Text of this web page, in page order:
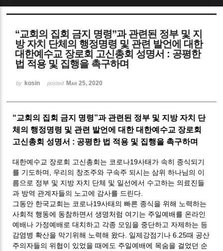
“교회의 집회 금지 명령”과 관련된 정부 및 지
방 자치 단체의 행정명령 및 관련 발언에 대한
대한예수교 장로회 고신총회 성명서 : 공평한
법 적용 및 집행을 촉구하며
by kosin posted Mar 25, 2020
“교회의 집회 금지 명령”과 관련된 정부 및 지방 자치 단
체의 행정명령 및 관련 발언에 대한 대한예수교 장로회
고신총회 성명서 : 공평한 법 적용 및 집행을 촉구하며
대한예수교 장로회 고신총회는 코로나19사태가 속히 종식되기
를 기도하며, 우리의 창조주와 구속주 되시는 삼위 하나님의 이
름으로 정부 및 지방 자치 단체 및 일선에서 수고하는 의료진들
과 방역 관계자들의 노고에 감사를 드린다.
그동안 한국교회는 코로나19사태의 빠른 종식을 위해 노력하는
사회적 행동에 동참하면서 생명처럼 여기는 주일예배를 온라인
예배나 가정예배로 대치하고 각종 모임을 중단하고 자제하는 등
감염병 확산을 막기위해 노력해 왔다. 일제강점기나 6.25때 공산
주의자들의 위협이 있었을 때에도 주일예배에 목숨을 걸었던 순
Sketchbook5, 스케치북5
Sketchbook5, 스케치북5